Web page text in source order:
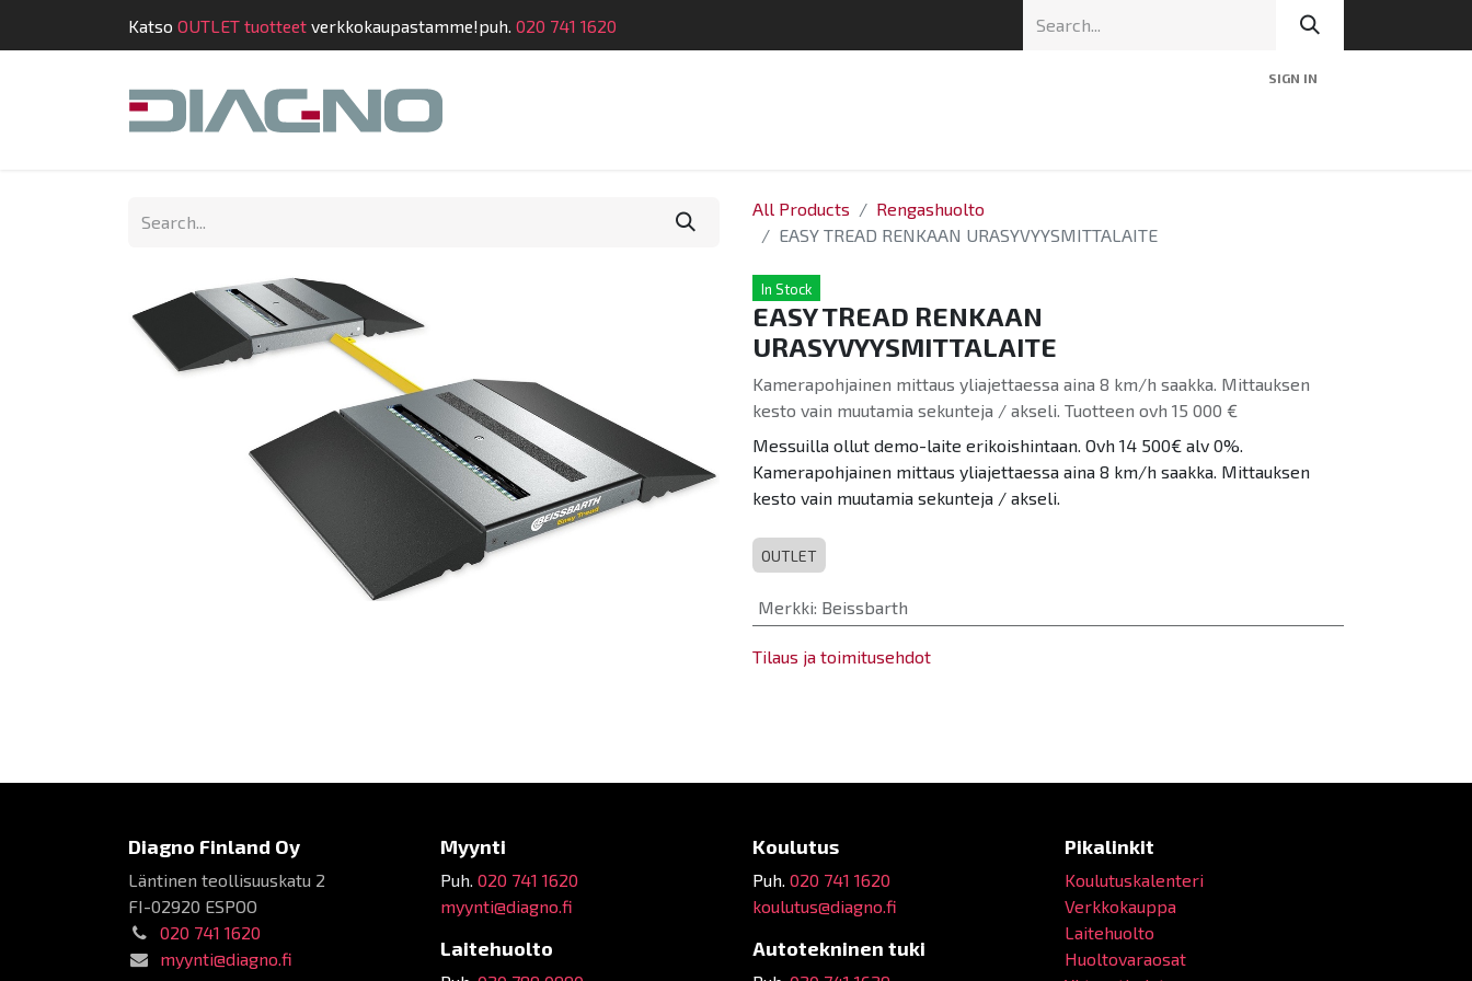
Katso OUTLET tuotteet verkkokaupastamme!puh. 020 741 1620
SIGN IN
Shop
All Products
Rengashuolto
EASY TREAD RENKAAN URASYVYYSMITTALAITE
In Stock
EASY TREAD RENKAAN
URASYVYYSMITTALAITE
Kamerapohjainen mittaus yliajettaessa aina 8 km/h saakka. Mittauksen
kesto vain muutamia sekunteja / akseli. Tuotteen ovh 15 000 €
Messuilla ollut demo-laite erikoishintaan. Ovh 14 500€ alv 0%.
Kamerapohjainen mittaus yliajettaessa aina 8 km/h saakka. Mittauksen
kesto vain muutamia sekunteja / akseli.
OUTLET
Merkki: Beissbarth
Tilaus ja toimitusehdot
Diagno Finland Oy
Läntinen teollisuuskatu 2
FI-02920 ESPOO
020 741 1620
myynti@diagno.fi
Myynti
Puh. 020 741 1620
myynti@diagno.fi
Laitehuolto
Koulutus
Puh. 020 741 1620
koulutus@diagno.fi
Autotekninen tuki
Pikalinkit
Koulutuskalenteri
Verkkokauppa
Laitehuolto
Huoltovaraosat